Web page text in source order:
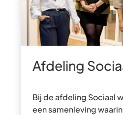
Afdeling
Bij de afdeling Sociaal
een samenleving